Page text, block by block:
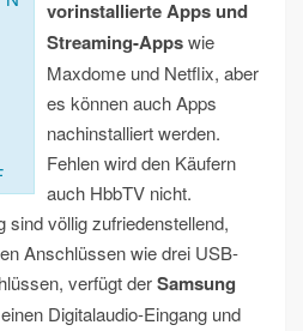
vorinstallierte Apps und
Streaming-Appswie
Maxdome und Netflix, aber
es können auch Apps
nachinstalliert werden.
Fehlen wird den Käufern
auch HbbTV nicht.
sind völlig zufriedenstellend,
Anschlüssen wie drei USB-
verfügt derSamsung
Digitalaudio-Eingang und